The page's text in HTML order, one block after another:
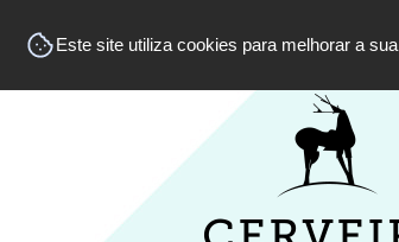
Este site utiliza cookies para melhorar a